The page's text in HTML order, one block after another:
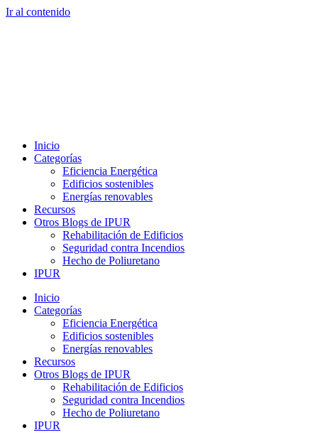
Ir al contenido
Inicio
Categorías
Eficiencia Energética
Edificios sostenibles
Energías renovables
Recursos
Otros Blogs de IPUR
Rehabilitación de Edificios
Seguridad contra Incendios
Hecho de Poliuretano
IPUR
Inicio
Categorías
Eficiencia Energética
Edificios sostenibles
Energías renovables
Recursos
Otros Blogs de IPUR
Rehabilitación de Edificios
Seguridad contra Incendios
Hecho de Poliuretano
IPUR